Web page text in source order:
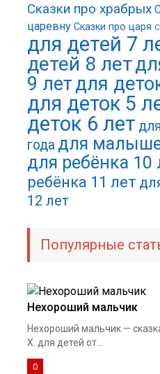
Сказки про храбрых
царевну Сказки про царя
для детей 7
детей 8 лет
9 летдля
для деток 5
деток 6 лет
года для
для ребёнка 10
ребёнка 11 лет
12 лет
Популярные
Нехороший мальчик
Нехороший мальчик —
Х. для детей от...
0